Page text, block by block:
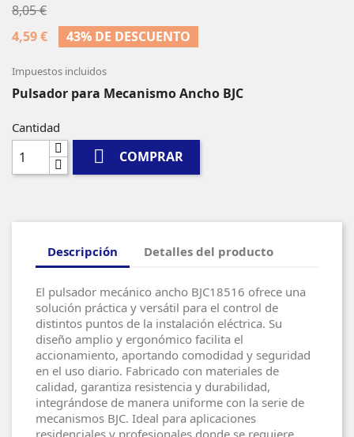
8,05 €
4,59 €
43% DE DESCUENTO
Impuestos incluidos
Pulsador para Mecanismo Ancho BJC
Cantidad
 COMPRAR
Descripción Detalles del producto
El pulsador mecánico ancho BJC18516 ofrece una
solución práctica y versátil para el control de
distintos puntos de la instalación eléctrica. Su
diseño amplio y ergonómico facilita el
accionamiento, aportando comodidad y seguridad
en el uso diario. Fabricado con materiales de
calidad, garantiza resistencia y durabilidad,
integrándose de manera uniforme con la serie de
mecanismos BJC. Ideal para aplicaciones
residenciales y profesionales donde se requiere